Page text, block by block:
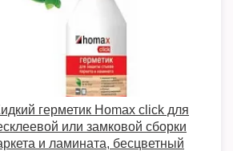
герметик Homax click для
или замковой сборки
и ламината, бесцветный